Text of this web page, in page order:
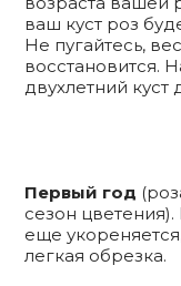
ваш куст роз
Не пугайтесь,
восстановится.
двухлетний куст
Первый год
сезон
еще
легкая обрезка.